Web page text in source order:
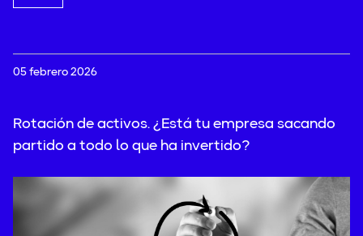
05 febrero 2026
Rotación de activos. ¿Está tu empresa sacando
partido a todo lo que ha invertido?